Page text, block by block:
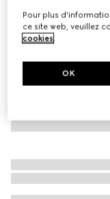
Pour plus
ce site web, veuillez
cookies.
OK